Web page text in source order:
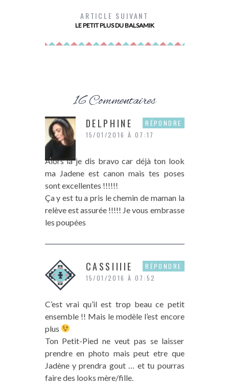
ARTICLE SUIVANT
LE PETIT PLUS DU BALSAMIK
16 Commentaires
DELPHINE
15/01/2016 À 07:17
Alors là je dis bravo car déjà ton look
ma Jadene est canon mais tes poses
sont excellentes !!!!!!
Ça y est tu a pris le chemin de maman la
relève est assurée !!!!! Je vous embrasse
les poupées
RÉPONDRE
CASSIIIIE
15/01/2016 À 07:52
C’est vrai qu’il est trop beau ce petit
ensemble !! Mais le modèle l’est encore
plus
Ton Petit-Pied ne veut pas se laisser
prendre en photo mais peut etre que
Jadène y prendra gout … et tu pourras
faire des looks mère/fille.
RÉPONDRE